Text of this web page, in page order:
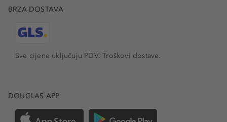
BRZA DOSTAVA
Sve cijene uključuju PDV.Troškovi dostave.
DOUGLAS APP